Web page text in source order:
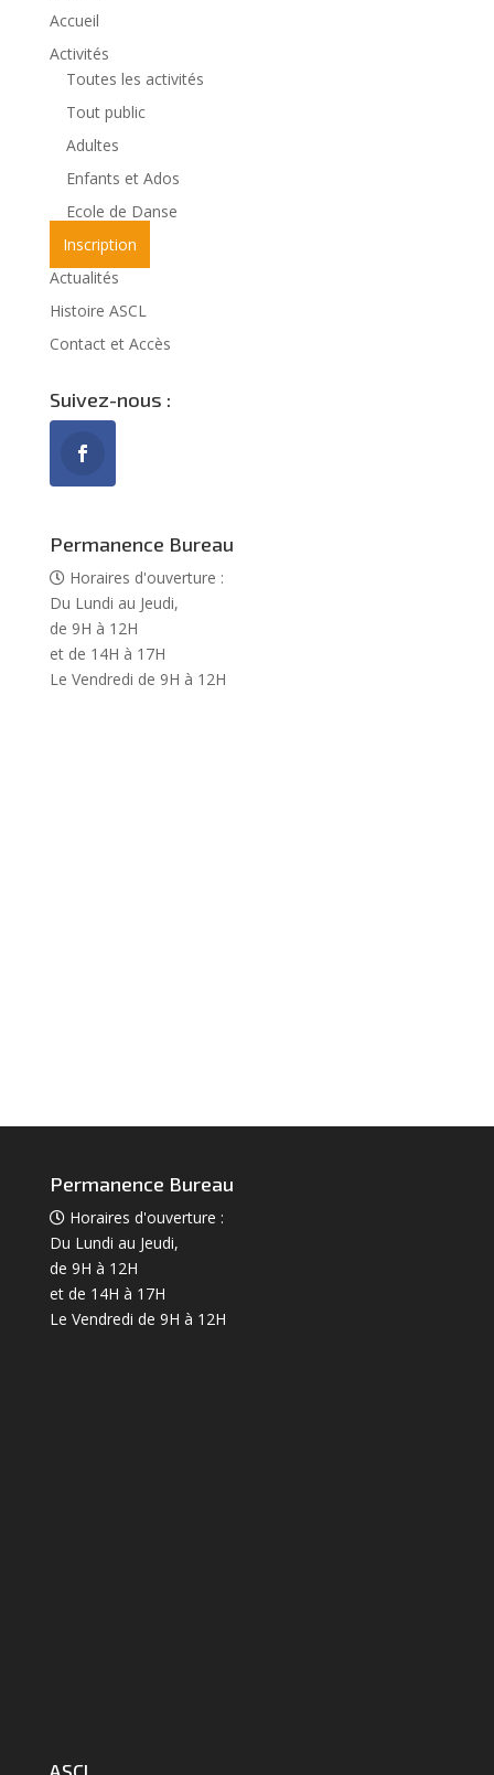
Accueil
Activités
Toutes les activités
Tout public
Adultes
Enfants et Ados
Ecole de Danse
Inscription
Actualités
Histoire ASCL
Contact et Accès
Suivez-nous :
Permanence Bureau
Horaires d'ouverture :
Du Lundi au Jeudi,
de 9H à 12H
et de 14H à 17H
Le Vendredi de 9H à 12H
Permanence Bureau
Horaires d'ouverture :
Du Lundi au Jeudi,
de 9H à 12H
et de 14H à 17H
Le Vendredi de 9H à 12H
ASCL